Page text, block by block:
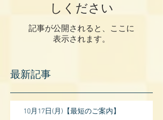
しください
記事が公開されると、ここに
表示されます。
最新記事
10月17日(月)【最短のご案内】